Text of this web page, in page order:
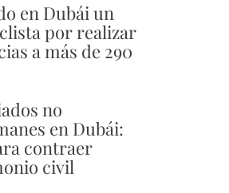
en Dubái un
por realizar
a más de 290
no
en Dubái:
contraer
civil